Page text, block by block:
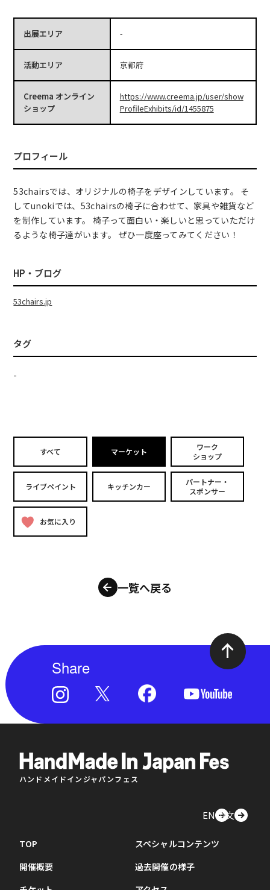
出展エリア -
活動エリア 京都府
Creema オンライン
ショップ
https://www.creema.jp/user/show
ProfileExhibits/id/1455875
プロフィール
53chairsでは、オリジナルの椅子をデザインしています。 そ
してunokiでは、53chairsの椅子に合わせて、家具や雑貨など
を制作しています。 椅子って面白い・楽しいと思っていただけ
るような椅子達がいます。 ぜひ一度座ってみてください！
HP・ブログ
53chairs.jp
タグ
-
すべて マーケット
ワーク
ショップ
ライブペイント キッチンカー
パートナー・
スポンサー
お気に入り
一覧へ戻る
Share
ハンドメイドインジャパンフェス
EN中文
TOP
開催概要
スペシャルコンテンツ
過去開催の様子